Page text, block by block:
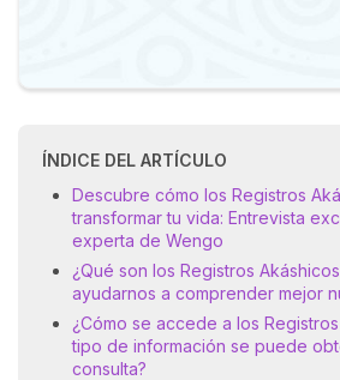
ÍNDICE DEL ARTÍCULO
Descubre cómo los Registros
transformar tu vida: Entrevista
experta de Wengo
¿Qué son los Registros
ayudarnos a comprender mejor
¿Cómo se accede a los
tipo de información se puede
consulta?